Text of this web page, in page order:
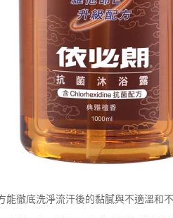
徹底洗淨流汗後的黏膩與不適溫和